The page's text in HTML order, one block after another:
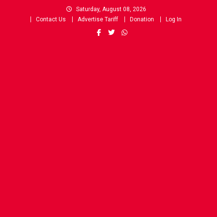
Saturday, August 08, 2026
Contact Us
Advertise Tariff Donation Log In